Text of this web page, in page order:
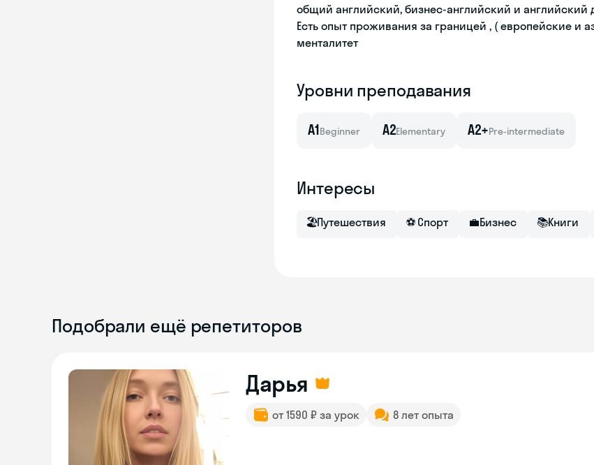
общий английский, бизнес-английский и английский
Есть опыт проживания за границей , ( европейские и
менталитет
Уровни преподавания
A1Beginner A2Elementary A2+Pre-intermediate
Интересы
🏖Путешествия ⚽ Спорт 💼Бизнес 📚Книги
Подобрали ещё репетиторов
Дарья
от 1590 ₽ за урок 8 лет опыта